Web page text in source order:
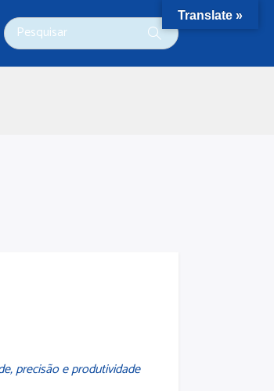
IMPRENSA
precisão e produtividade
Translate »